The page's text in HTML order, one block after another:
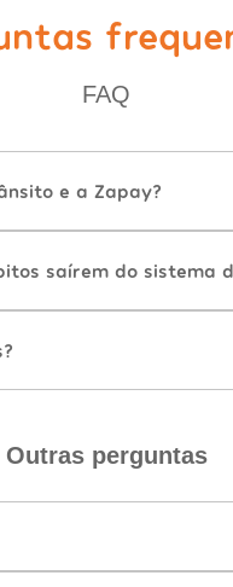
FAQ
e a Zapay?
saírem do sistema
Outras perguntas